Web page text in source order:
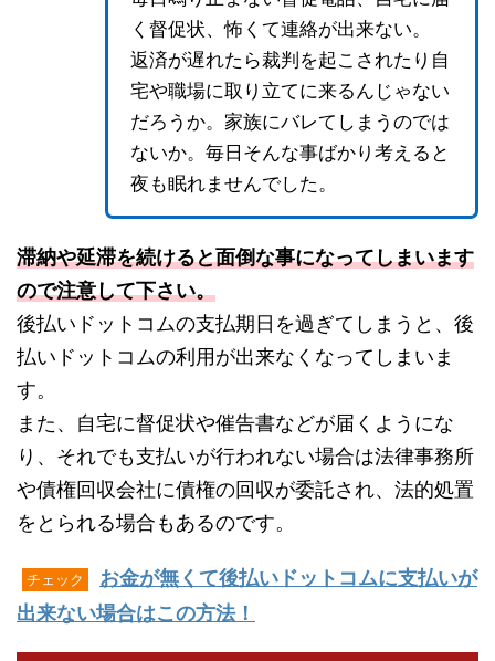
く督促状、怖くて連絡が出来ない。
返済が遅れたら裁判を起こされたり自
宅や職場に取り立てに来るんじゃない
だろうか。家族にバレてしまうのでは
ないか。毎日そんな事ばかり考えると
夜も眠れませんでした。
滞納や延滞を続けると面倒な事になってしまいます
ので注意して下さい。
後払いドットコムの支払期日を過ぎてしまうと、後
払いドットコムの利用が出来なくなってしまいま
す。
また、自宅に督促状や催告書などが届くようにな
り、それでも支払いが行われない場合は法律事務所
や債権回収会社に債権の回収が委託され、法的処置
をとられる場合もあるのです。
チェック
お金が無くて後払いドットコムに支払いが
出来ない場合はこの方法！